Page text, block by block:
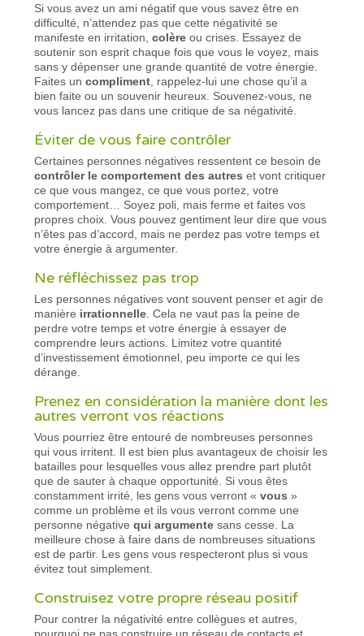
Si vous avez un ami négatif que vous savez être en
difficulté, n’attendez pas que cette négativité se
manifeste en irritation,colère ou crises. Essayez de
soutenir son esprit chaque fois que vous le voyez, mais
sans y dépenser une grande quantité de votre énergie.
Faites uncompliment , rappelez-lui une chose qu’il a
bien faite ou un souvenir heureux. Souvenez-vous, ne
vous lancez pas dans une critique de sa négativité.
Éviter de vous faire contrôler
Certaines personnes négatives ressentent ce besoin de
contrôler le comportement des autres et vont critiquer
ce que vous mangez, ce que vous portez, votre
comportement… Soyez poli, mais ferme et faites vos
propres choix. Vous pouvez gentiment leur dire que vous
n’êtes pas d’accord, mais ne perdez pas votre temps et
votre énergie à argumenter.
Ne réfléchissez pas trop
Les personnes négatives vont souvent penser et agir de
manière irrationnelle . Cela ne vaut pas la peine de
perdre votre temps et votre énergie à essayer de
comprendre leurs actions. Limitez votre quantité
d’investissement émotionnel, peu importe ce qui les
dérange.
Prenez en considération la manière dont les
autres verront vos réactions
Vous pourriez être entouré de nombreuses personnes
qui vous irritent. Il est bien plus avantageux de choisir les
batailles pour lesquelles vous allez prendre part plutôt
que de sauter à chaque opportunité. Si vous êtes
constamment irrité, les gens vous verront «vous »
comme un problème et ils vous verront comme une
personne négativequi argumente sans cesse. La
meilleure chose à faire dans de nombreuses situations
est de partir. Les gens vous respecteront plus si vous
évitez tout simplement.
Construisez votre propre réseau positif
Pour contrer la négativité entre collègues et autres,
pourquoi ne pas construire un réseau de contacts et